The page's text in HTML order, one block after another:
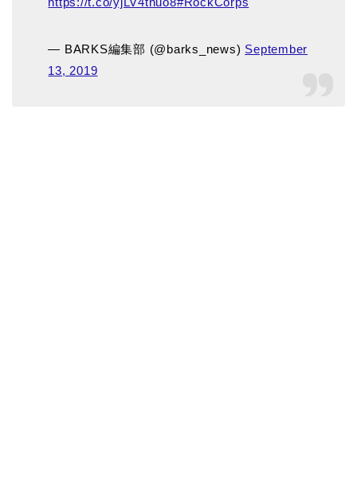
— BARKS編集部 (@barks_news) September
13, 2019